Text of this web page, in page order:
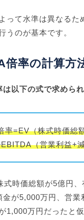
って水準は異なるた
うのが基本です。
倍率の計算方
以下の式で求められ
率=EV（株式時価総
（営業利益+
式時価総額が5億円
金が5,000万円、営業
1,000万円だったと仮